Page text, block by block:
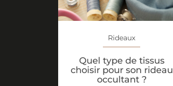
Rideaux
Quel type de tissus
choisir pour son rideau
occultant ?